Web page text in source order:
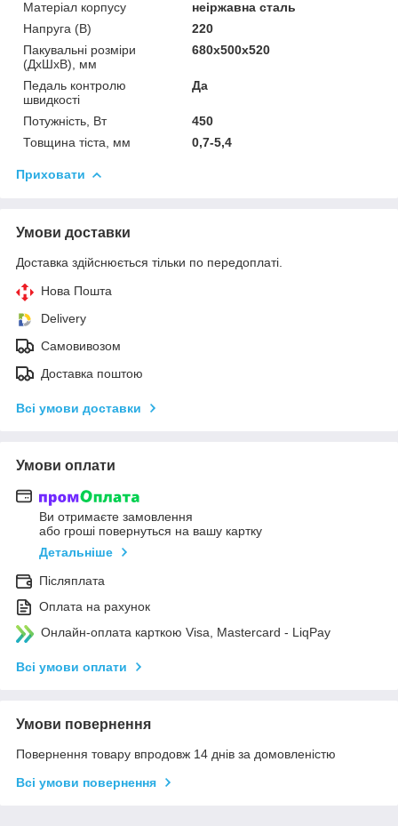
Матеріал корпусу
неіржавна сталь
Напруга (В)
220
Пакувальні розміри
(ДхШхВ), мм
680х500х520
Педаль контролю
швидкості
Да
Потужність, Вт
450
Товщина тіста, мм
0,7-5,4
Приховати
Умови доставки
Доставка здійснюється тільки по передоплаті.
Нова Пошта
Delivery
Самовивозом
Доставка поштою
Всі умови доставки
Умови оплати
Ви отримаєте замовлення
або гроші повернуться на вашу картку
Детальніше
Післяплата
Оплата на рахунок
Онлайн-оплата карткою Visa, Mastercard - LiqPay
Всі умови оплати
Умови повернення
Повернення товару впродовж 14 днів за домовленістю
Всі умови повернення